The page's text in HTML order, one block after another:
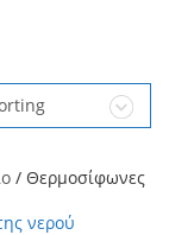
/ Θερμοσίφωνες
νερού